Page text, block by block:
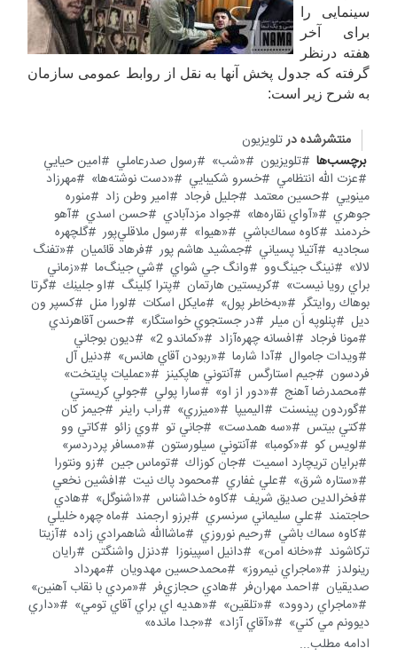
سینمایی را
برای آخر
هفته درنظر
گرفته که جدول پخش آنها به نقل از روابط عمومی سازمان
به شرح زیر است:
منتشرشده درتلویزیون
برچسب‌ها
تلویزیون «شب» رسول صدرعاملي
امين حيايي
عزت الله انتظامي
خسرو شكيبايي «دست نوشته‌ها»
مهرزاد
مينويي
حسين معتمد جليل فرجاد امير وطن زاد
منوره
جوهري
«آواي نقاره‌ها» جواد مزدآبادي حسن اسدي
آهو
خردمند
كاوه سماك‌باشي «هيوا» رسول ملاقلي‌پور
گلچهره
سجاديه
آتيلا پسياني جمشيد هاشم پور فرهاد قائميان
«تفنگ
لالا»
نينگ جينگ‌وو وانگ جي شواي شي جينگ‌ما
«زماني
براي رويا نيست»
كريستين هارتمان پترا كِلينگ او جلينِك
گرتا
بوهاك روايتگر
«به‌خاطر پول» مايكل اسكات لورا منل
كسپر ون
ديل
پنلوپه اَن ميلر در جستجوي خواستگار»
حسن آقاهرندي
مونا فرجاد
افسانه چهره‌آزاد «كماندو 2»
ديون بوجاني
ويدات جاموال
آدا شارما «ربودن آقاي هانس»
دنيل آل
فردسون
جيم استارگس آنتوني هاپكينز
«عمليات پايتخت»
محمدرضا آهنج
«دور از او» سارا پولي
جولي كريستي
گوردون پينسنت
اليميپا «ميزري» راب راينر
جيمز كان
كتي بيتس
«سه همدست» جاني تو وي زائو
كاتي وو
لويس كو
«كومبا» آنتوني سيلورستون
«مسافر پردردسر»
برايان تريچارد اسميت
جان كوزاك توماس جين
زو ونتورا
«ستاره شرق»
علي غفاري محمود پاك نيت
افشين نخعي
فخرالدين صديق شريف
كاوه خداشناس «اشنوگل»
هادي
حاجتمند
علي سليماني سرنسري برزو ارجمند
ماه چهره خليلي
كاوه سماك باشي
رحيم نوروزي ماشاالله شاهمرادي زاده
آزيتا
تركاشوند
«خانه امن» دانيل اسپينوزا دنزل واشنگتن
رايان
رينولدز
«ماجراي نيمروز» محمدحسين مهدويان
مهرداد
صديقيان
احمد مهران‌فر هادي حجازي‌فر
«مردي با نقاب آهنين»
«ماجراي ردوود»
«تلقين» «هديه اي براي آقاي تومي»
«داري
ديوونم مي كني»
«آقاي آزاد»
«جدا مانده»
ادامه مطلب...